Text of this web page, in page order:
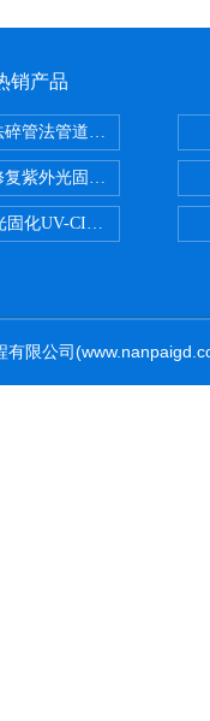
销产品
管法管道修复技术
复紫外光固化修复CIPP内
固化UV-CIPP修复管道非
限公司